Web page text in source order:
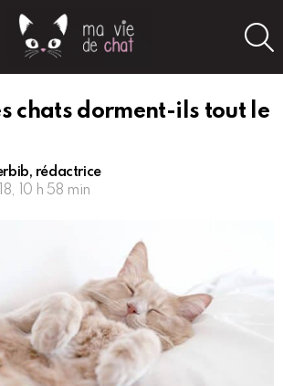
chats dorment-ils tout le
rédactrice
10 h 58 min